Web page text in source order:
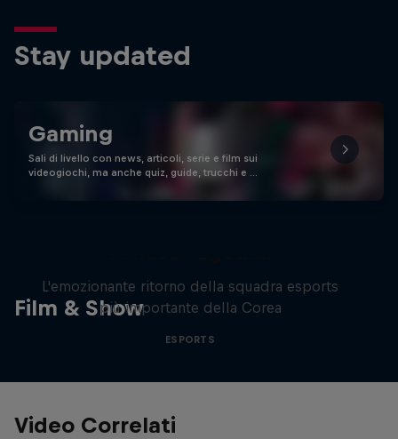
Stay updated
Gaming
Sali di livello con news, articoli, serie e film sui
videogiochi, ma anche quiz, guide, trucchi e …
Film & Show
L'emozionante ritorno della squadra esports
più importante della Corea
ESPORTS
Video Correlati